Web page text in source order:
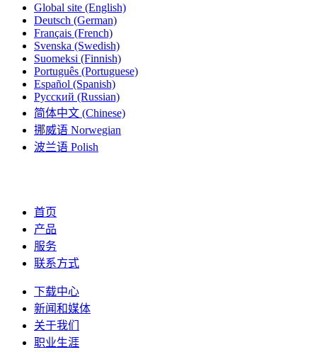
Global site (English)
Deutsch (German)
Français (French)
Svenska (Swedish)
Suomeksi (Finnish)
Português (Portuguese)
Español (Spanish)
Русский (Russian)
简体中文 (Chinese)
挪威语 Norwegian
波兰语 Polish
首页
产品
服务
联系方式
下载中心
新闻和媒体
关于我们
职业生涯